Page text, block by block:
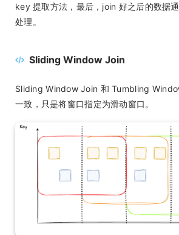
key 提取方法，最后，join 好之后的数据
处理。
Sliding Window Join
Sliding Window Join 和 Tumbling
一致，只是将窗口指定为滑动窗口。